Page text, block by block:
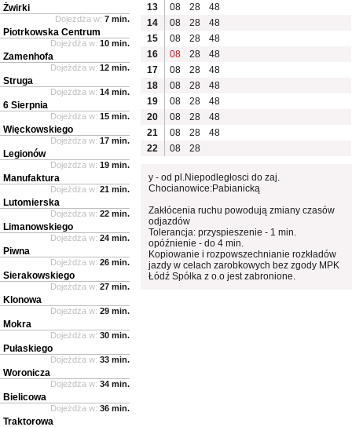
13
08 28
48
14
08 28
48
15
08 28
48
16
08 28
48
17
08 28
48
18
08 28
48
19
08 28
48
20
08 28
48
21
08 28
48
22
08 28
y - od pl.Niepodległosci do zaj.
Chocianowice:Pabianicką
Zakłócenia ruchu powodują zmiany czasów
odjazdów
Tolerancja: przyspieszenie - 1 min.
opóźnienie - do 4 min.
Kopiowanie i rozpowszechnianie rozkładów
jazdy w celach zarobkowych bez zgody MPK
Łódź Spółka z o.o jest zabronione.
Żwirki
Dojeżdża w: 7 min.
Piotrkowska Centrum
Dojeżdża w: 10 min.
Zamenhofa
Dojeżdża w: 12 min.
Struga
Dojeżdża w: 14 min.
6 Sierpnia
Dojeżdża w: 15 min.
Więckowskiego
Dojeżdża w: 17 min.
Legionów
Dojeżdża w: 19 min.
Manufaktura
Dojeżdża w: 21 min.
Lutomierska
Dojeżdża w: 22 min.
Limanowskiego
Dojeżdża w: 24 min.
Piwna
Dojeżdża w: 26 min.
Sierakowskiego
Dojeżdża w: 27 min.
Klonowa
Dojeżdża w: 29 min.
Mokra
Dojeżdża w: 30 min.
Pułaskiego
Dojeżdża w: 33 min.
Woronicza
Dojeżdża w: 34 min.
Bielicowa
Dojeżdża w: 36 min.
Traktorowa